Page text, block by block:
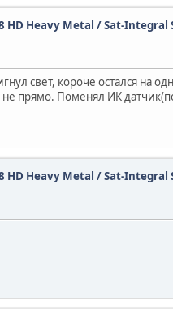
Heavy Metal / Sat-Integral
свет, короче остался на
прямо. Поменял ИК
Heavy Metal / Sat-Integral